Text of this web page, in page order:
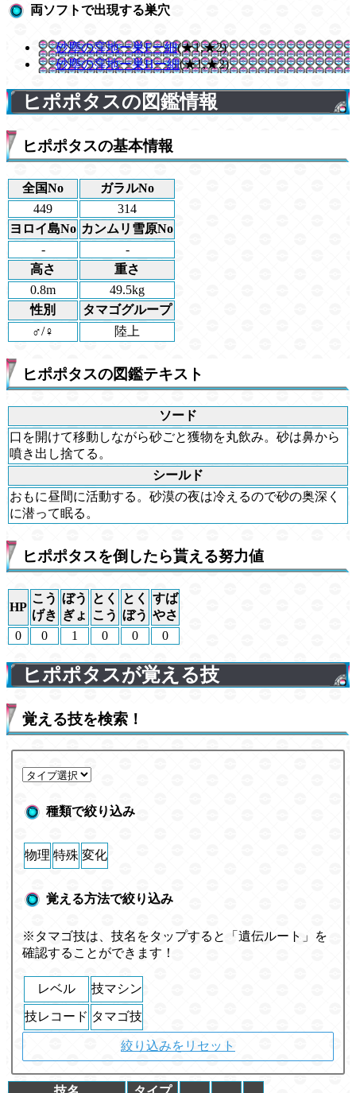
両ソフトで出現する巣穴
砂塵の窪地ー巣Fー細(★1,★2)
砂塵の窪地ー巣Hー細(★1,★2)
ヒポポタスの図鑑情報
ヒポポタスの基本情報
全国No
ガラルNo
449
314
ヨロイ島No カンムリ雪原No
-
-
高さ
重さ
0.8m
49.5kg
性別
タマゴグループ
♂/♀
陸上
ヒポポタスの図鑑テキスト
ソード
口を開けて移動しながら砂ごと獲物を丸飲み。砂は鼻から
噴き出し捨てる。
シールド
おもに昼間に活動する。砂漠の夜は冷えるので砂の奥深く
に潜って眠る。
ヒポポタスを倒したら貰える努力値
HP
こう
げき
ぼう
ぎょ
とく
こう
とく
ぼう
すば
やさ
0
0 1 0 0 0
ヒポポタスが覚える技
覚える技を検索！
種類で絞り込み
物理 特殊 変化
覚える方法で絞り込み
※タマゴ技は、技名をタップすると「遺伝ルート」を
確認することができます！
レベル 技マシン
技レコード タマゴ技
絞り込みをリセット